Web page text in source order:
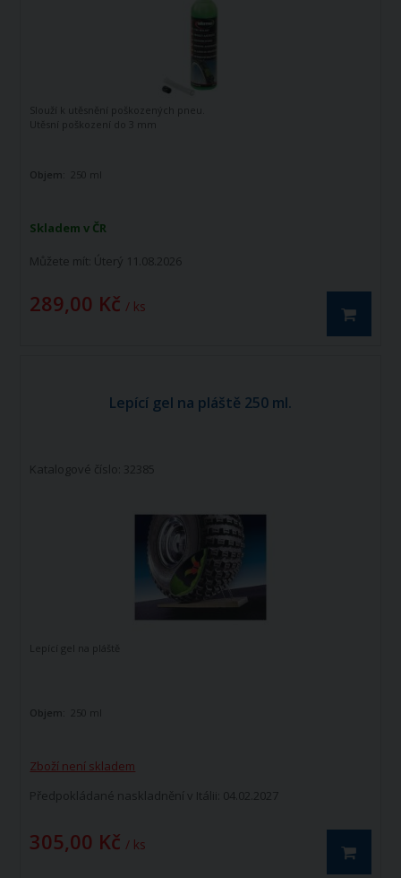
Skladem v ČR
Můžete mít: Úterý 11.08.2026
289,00 Kč / ks
Slouží k utěsnění poškozených pneu.
Utěsní poškození do 3 mm
Objem: 250 ml
Lepící gel na pláště 250 ml.
Katalogové číslo: 32385
Zboží není skladem
Předpokládané naskladnění v Itálii: 04.02.2027
305,00 Kč / ks
Lepící gel na pláště
Objem: 250 ml